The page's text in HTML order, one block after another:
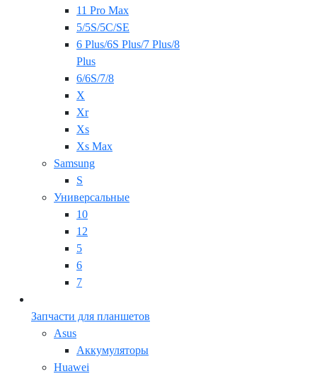
11 Pro Max
5/5S/5C/SE
6 Plus/6S Plus/7 Plus/8
Plus
6/6S/7/8
X
Xr
Xs
Xs Max
Samsung
S
Универсальные
10
12
5
6
7
Запчасти для планшетов
Asus
Аккумуляторы
Huawei